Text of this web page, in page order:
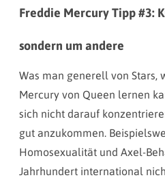
Freddie Mercury Tipp #3:
sondern um andere
Was man generell von Stars,
Mercury von Queen lernen
sich nicht darauf
gut anzukommen.
Homosexualität und Axel-
Jahrhundert international